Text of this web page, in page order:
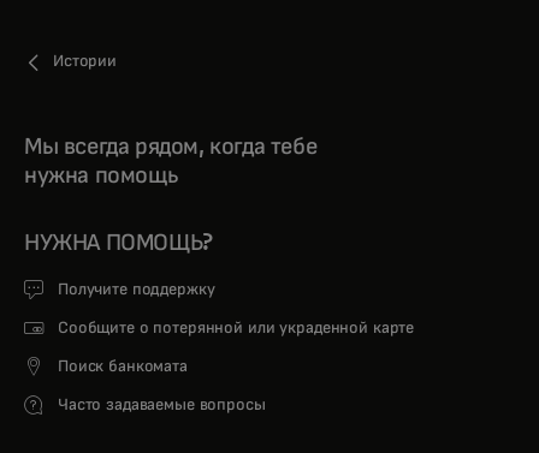
Истории
Мы всегда рядом, когда тебе
нужна помощь
НУЖНА ПОМОЩЬ?
Получите поддержку
Сообщите о потерянной или украденной карте
Поиск банкомата
Часто задаваемые вопросы